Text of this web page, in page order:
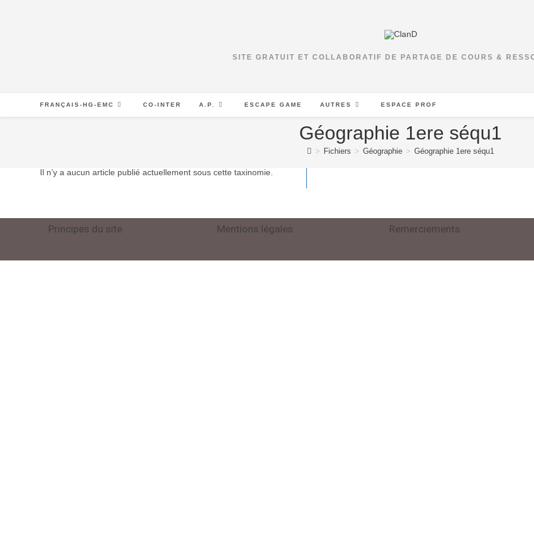
SITE GRATUIT ET COLLABORATIF DE PARTAGE DE COURS &
FRANÇAIS-HG-EMC CO-INTER A.P. ESCAPE GAME AUTRES ESPACE PROF
Géographie 1ere séqu1
> Fichiers > Géographie > Géographie 1ere séqu1
Il n’y a aucun article publié actuellement sous cette taxinomie.
Principes du site Mentions légales Remerciements